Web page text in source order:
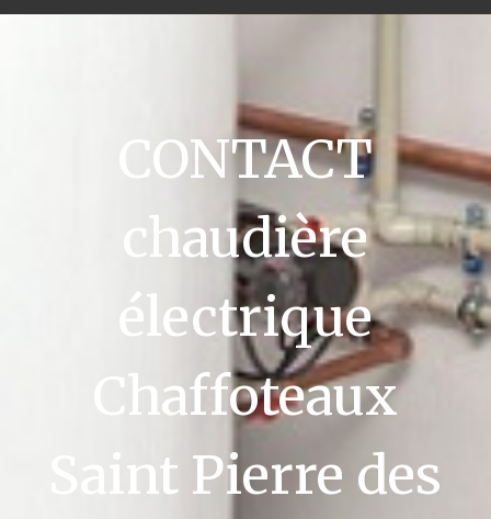
CONTACT
chaudière
électrique
Chaffoteaux
Saint Pierre des